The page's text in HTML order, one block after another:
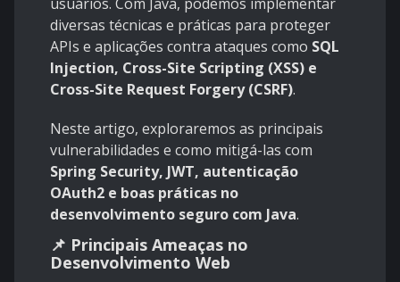
diversas técnicas e práticas para proteger
APIs e aplicações contra ataques como SQL
Injection, Cross-Site Scripting (XSS) e
Cross-Site Request Forgery (CSRF).
Neste artigo, exploraremos as principais
vulnerabilidades e como mitigá-las com
Spring Security, JWT, autenticação
OAuth2 e boas práticas no
desenvolvimento seguro com Java.
📌 Principais Ameaças no
Desenvolvimento Web